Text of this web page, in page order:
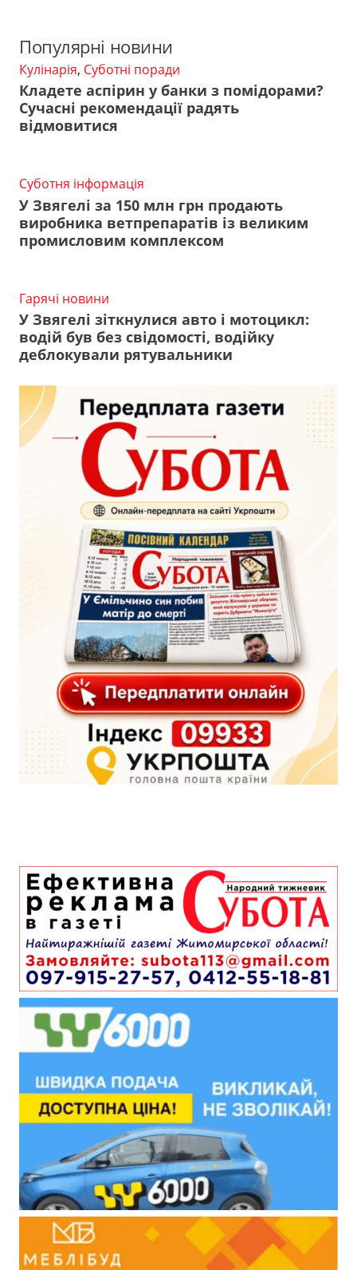
Популярні новини
Кулінарія, Суботні поради
Кладете аспірин у банки з помідорами?
Сучасні рекомендації радять
відмовитися
Суботня інформація
У Звягелі за 150 млн грн продають
виробника ветпрепаратів із великим
промисловим комплексом
Гарячі новини
У Звягелі зіткнулися авто і мотоцикл:
водій був без свідомості, водійку
деблокували рятувальники